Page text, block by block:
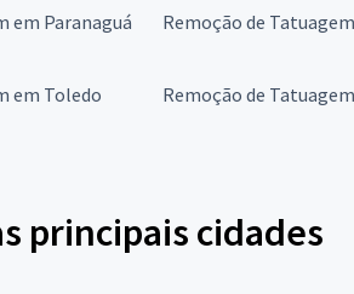
em Paranaguá Remoção de
em Toledo Remoção de
principais cidades